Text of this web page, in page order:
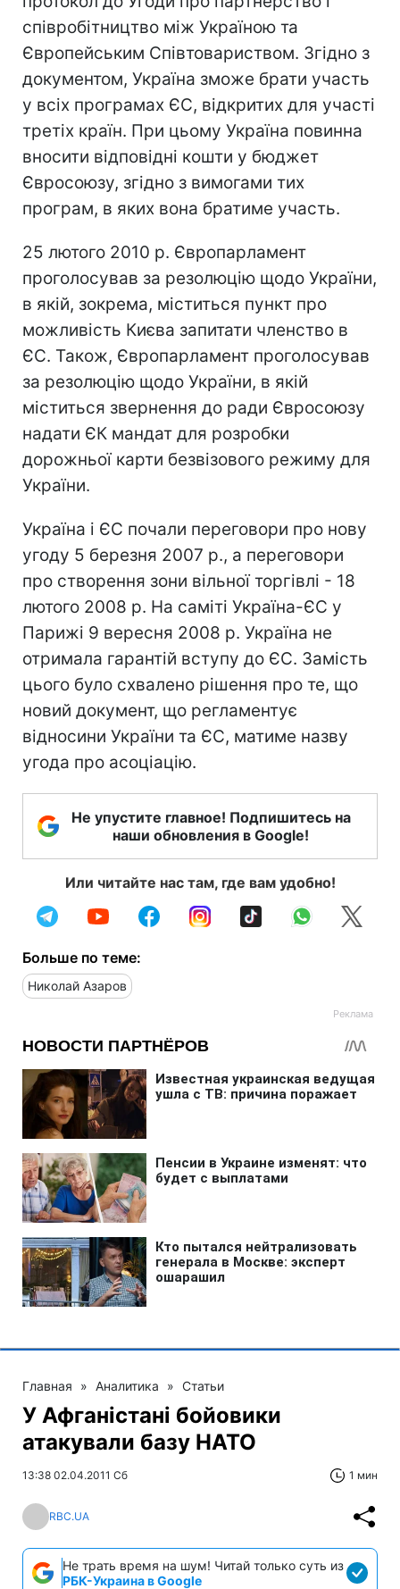
співробітництво між Україною та
Європейським Співтовариством. Згідно з
документом, Україна зможе брати участь
у всіх програмах ЄС, відкритих для участі
третіх країн. При цьому Україна повинна
вносити відповідні кошти у бюджет
Євросоюзу, згідно з вимогами тих
програм, в яких вона братиме участь.
25 лютого 2010 р. Європарламент
проголосував за резолюцію щодо України,
в якій, зокрема, міститься пункт про
можливість Києва запитати членство в
ЄС. Також, Європарламент проголосував
за резолюцію щодо України, в якій
міститься звернення до ради Євросоюзу
надати ЄК мандат для розробки
дорожньої карти безвізового режиму для
України.
Україна і ЄС почали переговори про нову
угоду 5 березня 2007 р., а переговори
про створення зони вільної торгівлі - 18
лютого 2008 р. На саміті Україна-ЄС у
Парижі 9 вересня 2008 р. Україна не
отримала гарантій вступу до ЄС. Замість
цього було схвалено рішення про те, що
новий документ, що регламентує
відносини України та ЄС, матиме назву
угода про асоціацію.
Не упустите главное! Подпишитесь на
наши обновления в Google!
Или читайте нас там, где вам удобно!
Больше по теме:
Николай Азаров
Главная » Аналитика » Статьи
У Афганістані бойовики
атакували базу НАТО
13:38 02.04.2011 Сб 1 мин
RBC.UA
Не трать время на шум! Читай только суть из
РБК-Украина в Google